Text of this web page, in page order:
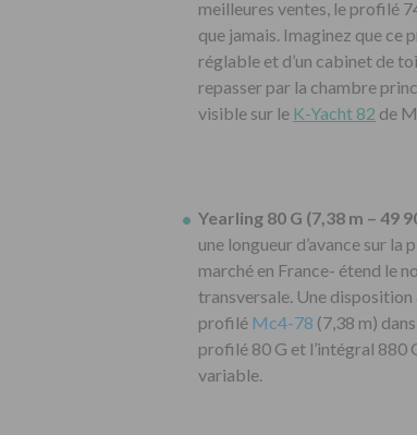
meilleures ventes, le profilé
que jamais. Imaginez que ce
réglable et d’un cabinet de
repasser par la chambre
visible sur le K-Yacht 82 de
Yearling 80 G (7,38 m – 49
une longueur d’avance sur
marché en France- étend le
transversale. Une
profilé Mc4-78 (7,38 m)
profilé 80 G et l’intégral 880
variable.